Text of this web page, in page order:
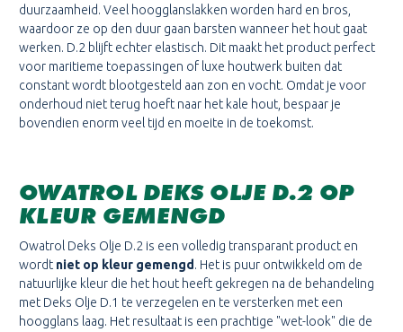
duurzaamheid. Veel hoogglanslakken worden hard en bros,
waardoor ze op den duur gaan barsten wanneer het hout gaat
werken. D.2 blijft echter elastisch. Dit maakt het product perfect
voor maritieme toepassingen of luxe houtwerk buiten dat
constant wordt blootgesteld aan zon en vocht. Omdat je voor
onderhoud niet terug hoeft naar het kale hout, bespaar je
bovendien enorm veel tijd en moeite in de toekomst.
OWATROL DEKS OLJE D.2 OP
KLEUR GEMENGD
Owatrol Deks Olje D.2 is een volledig transparant product en
wordt niet op kleur gemengd. Het is puur ontwikkeld om de
natuurlijke kleur die het hout heeft gekregen na de behandeling
met Deks Olje D.1 te verzegelen en te versterken met een
hoogglans laag. Het resultaat is een prachtige "wet-look" die de